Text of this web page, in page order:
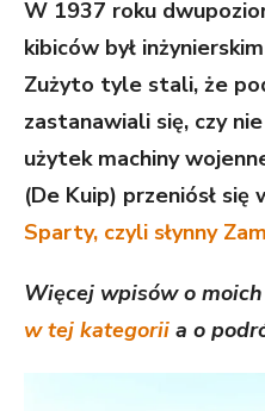
W 1937 roku
kibiców był
Zużyto tyle stali, że
zastanawiali się, czy
użytek machiny
(De Kuip) przeniósł się
Sparty, czyli słynny
Więcej wpisów o
w tej kategorii a o